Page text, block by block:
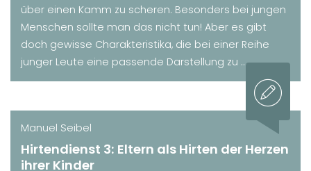
über einen Kamm zu scheren. Besonders bei jungen
Menschen sollte man das nicht tun! Aber es gibt
doch gewisse Charakteristika, die bei einer Reihe
junger Leute eine passende Darstellung zu ...
Manuel Seibel
Hirtendienst 3: Eltern als Hirten der Herzen
ihrer Kinder